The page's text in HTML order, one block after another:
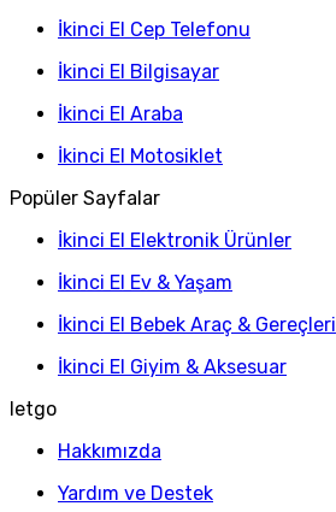
İkinci El Cep Telefonu
İkinci El Bilgisayar
İkinci El Araba
İkinci El Motosiklet
Popüler Sayfalar
İkinci El Elektronik Ürünler
İkinci El Ev & Yaşam
İkinci El Bebek Araç & Gereçleri
İkinci El Giyim & Aksesuar
letgo
Hakkımızda
Yardım ve Destek